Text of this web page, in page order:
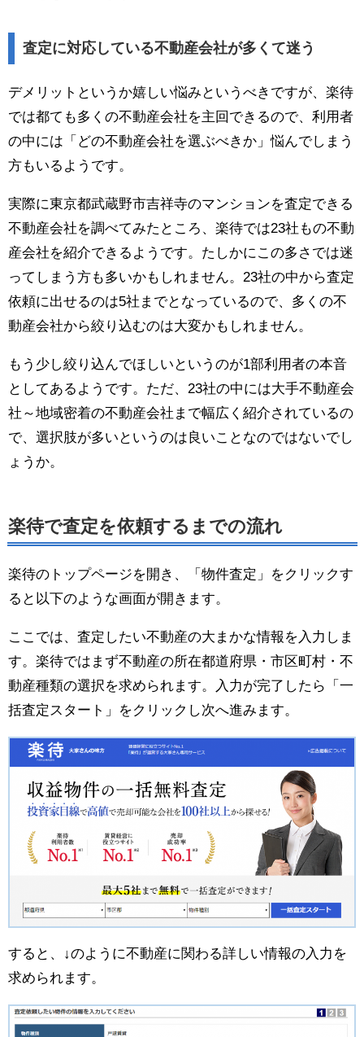
査定に対応している不動産会社が多くて迷う
デメリットというか嬉しい悩みというべきですが、楽待
では都ても多くの不動産会社を主回できるので、利用者
の中には「どの不動産会社を選ぶべきか」悩んでしまう
方もいるようです。
実際に東京都武蔵野市吉祥寺のマンションを査定できる
不動産会社を調べてみたところ、楽待では23社もの不動
産会社を紹介できるようです。たしかにこの多さでは迷
ってしまう方も多いかもしれません。23社の中から査定
依頼に出せるのは5社までとなっているので、多くの不
動産会社から絞り込むのは大変かもしれません。
もう少し絞り込んでほしいというのが1部利用者の本音
としてあるようです。ただ、23社の中には大手不動産会
社～地域密着の不動産会社まで幅広く紹介されているの
で、選択肢が多いというのは良いことなのではないでし
ょうか。
楽待で査定を依頼するまでの流れ
楽待のトップページを開き、「物件査定」をクリックす
ると以下のような画面が開きます。
ここでは、査定したい不動産の大まかな情報を入力しま
す。楽待ではまず不動産の所在都道府県・市区町村・不
動産種類の選択を求められます。入力が完了したら「一
括査定スタート」をクリックし次へ進みます。
すると、↓のように不動産に関わる詳しい情報の入力を
求められます。